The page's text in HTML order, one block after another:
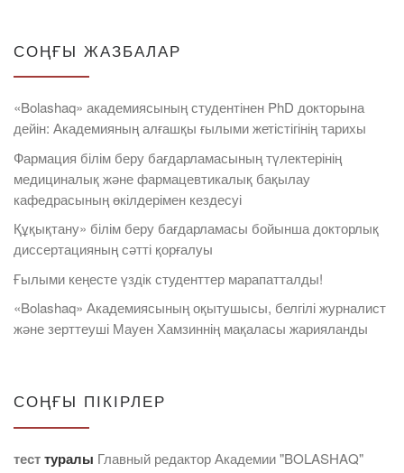
СОҢҒЫ ЖАЗБАЛАР
«Bolashaq» академиясының студентінен PhD докторына
дейін: Академияның алғашқы ғылыми жетістігінің тарихы
Фармация білім беру бағдарламасының түлектерінің
медициналық және фармацевтикалық бақылау
кафедрасының өкілдерімен кездесуі
Құқықтану» білім беру бағдарламасы бойынша докторлық
диссертацияның сәтті қорғалуы
Ғылыми кеңесте үздік студенттер марапатталды!
«Bolashaq» Академиясының оқытушысы, белгілі журналист
және зерттеуші Мауен Хамзиннің мақаласы жарияланды
СОҢҒЫ ПІКІРЛЕР
тесттуралы Главный редактор Академии "BOLASHAQ"